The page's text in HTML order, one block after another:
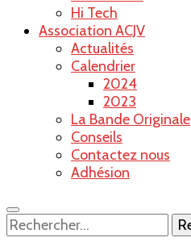
Hi Tech
Association ACJV
Actualités
Calendrier
2024
2023
La Bande Originale
Conseils
Contactez nous
Adhésion
Rechercher :